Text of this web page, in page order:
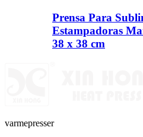
Prensa Para
Estampadoras
38 x 38 cm
varmepresser